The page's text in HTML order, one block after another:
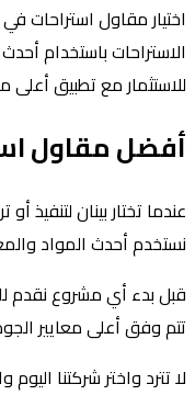
اختيار مقاول استراحات
الاستراحات باستخدام
للاستثمار مع تطبيق أعلى
أفضل مقاول
عندما تختار بينان
نستخدم أحدث المواد
قبل بدء أي مشروع نقدم لك
تتم وفق أعلى معايير
لا تترد واختر شركتنا